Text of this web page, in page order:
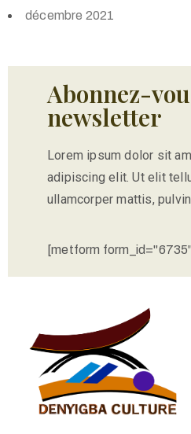
décembre 2021
Abonnez-
newsletter
Lorem ipsum dolor sit
adipiscing elit. Ut elit
ullamcorper mattis,
[metform